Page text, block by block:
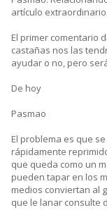
artículo extraordinario.
El primer comentario
castañas nos las
ayudar o no, pero
De hoy
Pasmao
El problema es que
rápidamente
que queda como un
pueden tapar en los
medios conviertan al
que le lanar consulte